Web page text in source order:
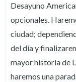
Desayuno
opcionales.
ciudad;
del día y
mayor historia de
haremos una